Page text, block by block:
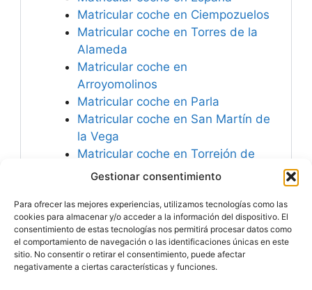
Gestionar consentimiento
Para ofrecer las mejores experiencias, utilizamos tecnologías como las
cookies para almacenar y/o acceder a la información del dispositivo. El
consentimiento de estas tecnologías nos permitirá procesar datos como
el comportamiento de navegación o las identificaciones únicas en este
sitio. No consentir o retirar el consentimiento, puede afectar
negativamente a ciertas características y funciones.
Matricular coche en Ciempozuelos
Matricular coche en Torres de la
Alameda
Matricular coche en
Arroyomolinos
Matricular coche en Parla
Matricular coche en San Martín de
la Vega
Matricular coche en Torrejón de
Ardoz
la Cañada